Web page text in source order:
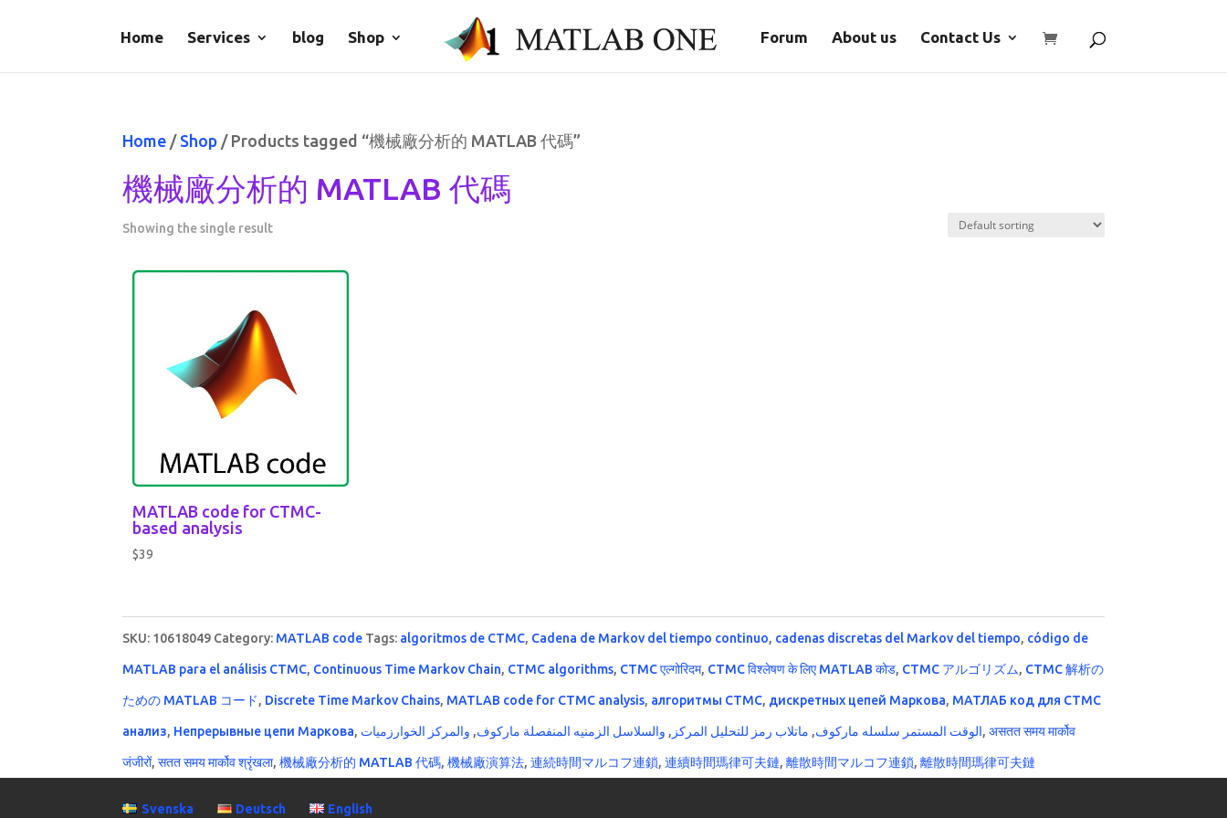
Home Services blog Shop Forum About us Contact Us
Home / Shop / Products tagged “機械廠分析的 MATLAB 代碼”
機械廠分析的 MATLAB 代碼
Showing the single result
MATLAB code for CTMC-
based analysis
$39
SKU: 10618049 Category: MATLAB code Tags: algoritmos de CTMC, Cadena de Markov del tiempo continuo, cadenas discretas del Markov del tiempo, código de
MATLAB para el análisis CTMC, Continuous Time Markov Chain, CTMC algorithms, CTMC एल्गोरिदम, CTMC विश्लेषण के लिए MATLAB कोड, CTMC アルゴリズム, CTMC 解析の
ための MATLAB コード, Discrete Time Markov Chains, MATLAB code for CTMC analysis, алгоритмы CTMC, дискретных цепей Маркова, МАТЛАБ код для CTMC
анализ, Непрерывные цепи Маркова, الوقت المستمر سلسله ماركوف, ماتلاب رمز للتحليل المركز , والسلاسل الزمنيه المنفصلة ماركوف, والمركز الخوارزميات ,असतत समय मार्कोव
जंजीरों,सतत समय मार्कोव श्रृंखला,機械廠分析的 MATLAB 代碼,機械廠演算法,連続時間マルコフ連鎖,連續時間瑪律可夫鏈,離散時間マルコフ連鎖,離散時間瑪律可夫鏈
Svenska Deutsch English